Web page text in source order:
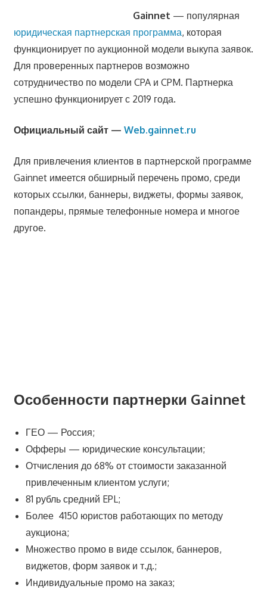
Gainnet — популярная
юридическая партнерская программа, которая
функционирует по аукционной модели выкупа заявок.
Для проверенных партнеров возможно
сотрудничество по модели CPA и CPM. Партнерка
успешно функционирует с 2019 года.
Официальный сайт — Web.gainnet.ru
Для привлечения клиентов в партнерской программе
Gainnet имеется обширный перечень промо, среди
которых ссылки, баннеры, виджеты, формы заявок,
попандеры, прямые телефонные номера и многое
другое.
Особенности партнерки Gainnet
ГЕО — Россия;
Офферы — юридические консультации;
Отчисления до 68% от стоимости заказанной
привлеченным клиентом услуги;
81 рубль средний EPL;
Более 4150 юристов работающих по методу
аукциона;
Множество промо в виде ссылок, баннеров,
виджетов, форм заявок и т.д.;
Индивидуальные промо на заказ;